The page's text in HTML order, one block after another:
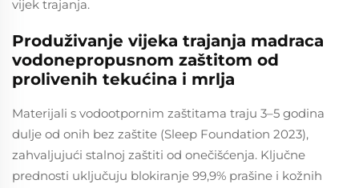
vijek trajanja.
Produživanje vijeka trajanja madraca
vodonepropusnom zaštitom od
prolivenih tekućina i mrlja
Materijali s vodootpornim zaštitama traju 3–5 godina
dulje od onih bez zaštite (Sleep Foundation 2023),
zahvaljujući stalnoj zaštiti od onečišćenja. Ključne
prednosti uključuju blokiranje 99,9% prašine i kožnih